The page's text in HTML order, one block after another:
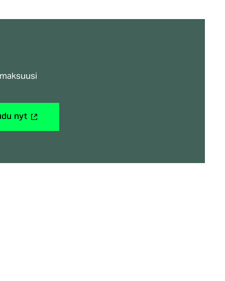
nyt(ulkoinen
linkki)